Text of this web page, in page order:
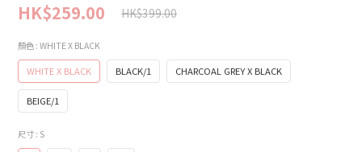
HK$259.00 HK$399.00
顏色 : WHITE X BLACK
WHITE X BLACK BLACK/1 CHARCOAL GREY X BLACK
BEIGE/1
尺寸 : S